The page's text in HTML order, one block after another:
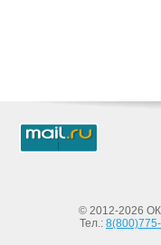
© 2012-2026
Тел.: